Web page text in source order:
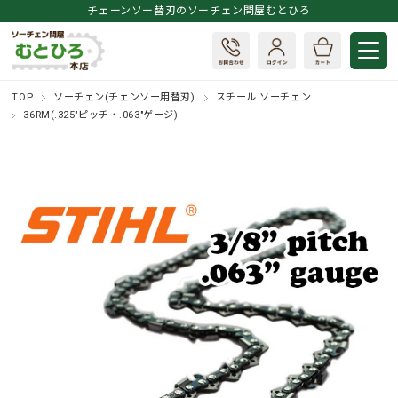
チェーンソー替刃のソーチェン問屋むとひろ
TOP ソーチェン(チェンソー用替刃)
スチール ソーチェン
36RM(.325"ピッチ・.063"ゲージ)